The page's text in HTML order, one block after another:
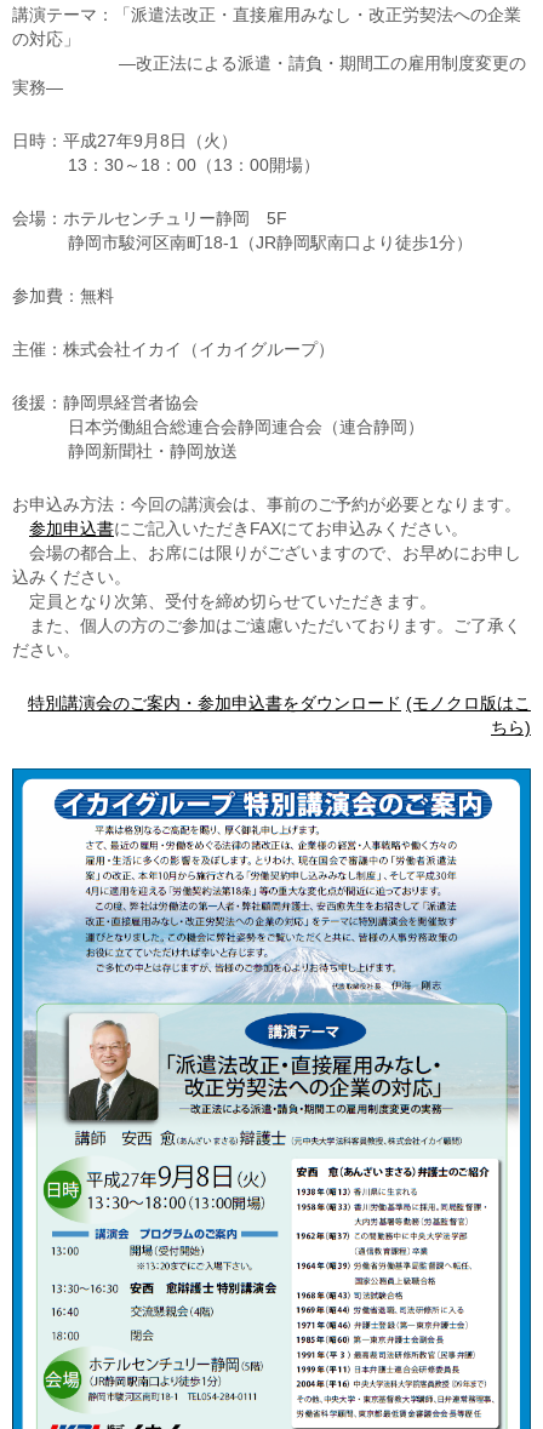
講演テーマ：「派遣法改正・直接雇用みなし・改正労契法への企業
の対応」
―改正法による派遣・請負・期間工の雇用制度変更の
実務―
日時：平成27年9月8日（火）
13：30～18：00（13：00開場）
会場：ホテルセンチュリー静岡 5F
静岡市駿河区南町18-1（JR静岡駅南口より徒歩1分）
参加費：無料
主催：株式会社イカイ（イカイグループ）
後援：静岡県経営者協会
日本労働組合総連合会静岡連合会（連合静岡）
静岡新聞社・静岡放送
お申込み方法：今回の講演会は、事前のご予約が必要となります。
参加申込書にご記入いただきFAXにてお申込みください。
会場の都合上、お席には限りがございますので、お早めにお申し
込みください。
定員となり次第、受付を締め切らせていただきます。
また、個人の方のご参加はご遠慮いただいております。ご了承く
ださい。
特別講演会のご案内・参加申込書をダウンロード (モノクロ版はこ
ちら)